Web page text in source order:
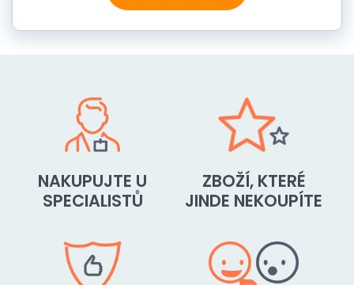
NAKUPUJTE U
SPECIALISTŮ
ZBOŽÍ, KTERÉ
JINDE NEKOUPÍTE